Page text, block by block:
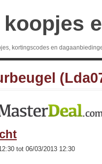
kortingscodes en
tot 06/03/2013 12:30